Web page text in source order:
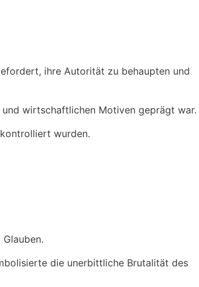
ihre Autorität zu behaupten und
wirtschaftlichen Motiven geprägt war.
wurden.
die unerbittliche Brutalität des